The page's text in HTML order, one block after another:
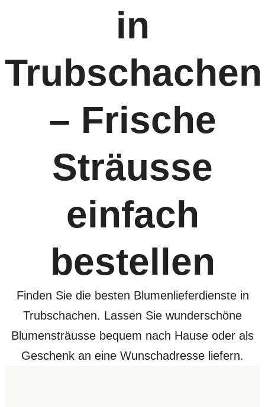
in
Trubschachen
– Frische
Sträusse
einfach
bestellen
Finden Sie die besten Blumenlieferdienste in
Trubschachen. Lassen Sie wunderschöne
Blumensträusse bequem nach Hause oder als
Geschenk an eine Wunschadresse liefern.